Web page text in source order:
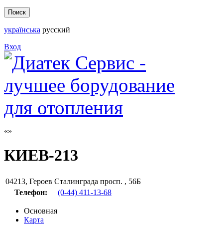
українська русский
Вход
КИЕВ-213
04213, Героев Сталинграда просп. , 56Б
Телефон:
(0-44) 411-13-68
Основная
Карта